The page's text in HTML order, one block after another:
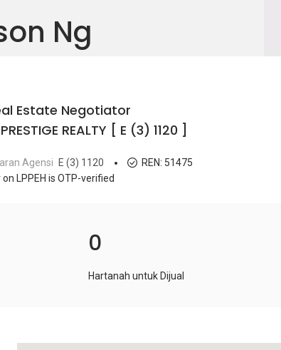
Ng
Estate Negotiator
REALTY [ E (3) 1120 ]
Agensi E (3) 1120 REN: 51475
on LPPEH is OTP-verified
0
Hartanah untuk Dijual